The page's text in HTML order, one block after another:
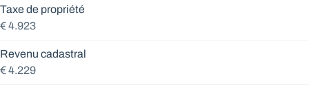
Taxe de propriété
€ 4.923
Revenu cadastral
€ 4.229